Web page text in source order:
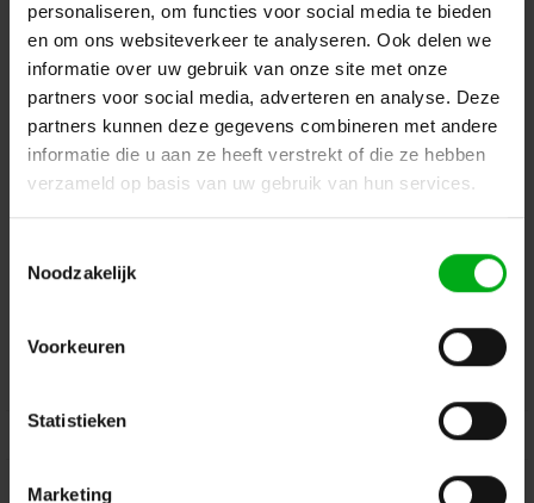
personaliseren, om functies voor social media te bieden
en om ons websiteverkeer te analyseren. Ook delen we
informatie over uw gebruik van onze site met onze
partners voor social media, adverteren en analyse. Deze
partners kunnen deze gegevens combineren met andere
informatie die u aan ze heeft verstrekt of die ze hebben
verzameld op basis van uw gebruik van hun services.
Noodzakelijk
Voorkeuren
Statistieken
Marketing
Dé specialist podiumtechniek; van schets naar uitvoering
Zaandam
+ 31 85 40 15 92 9
info@podiumtechniek.nl
Volg ons op Twitter
Stuur ons een bericht
Over Podiumtechniek
Mijn Account